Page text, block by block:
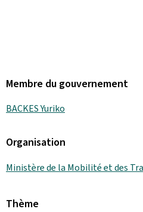
Membre du gouvernement
BACKES Yuriko
Organisation
Ministère de la Mobilité et des
Thème